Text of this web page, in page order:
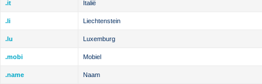
.it Italië
.li Liechtenstein
.lu Luxemburg
.mobi Mobiel
.name Naam